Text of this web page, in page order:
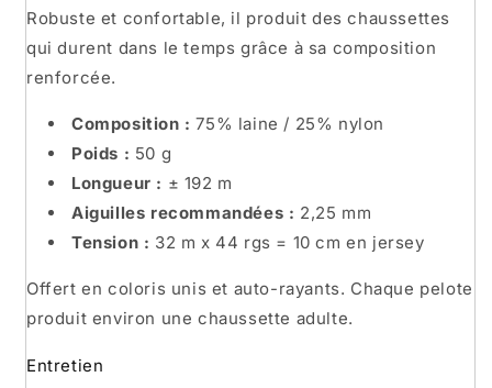
Robuste et confortable, il produit des chaussettes
qui durent dans le temps grâce à sa composition
renforcée.
Composition : 75% laine / 25% nylon
Poids : 50 g
Longueur : ± 192 m
Aiguilles recommandées : 2,25 mm
Tension : 32 m x 44 rgs = 10 cm en jersey
Offert en coloris unis et auto-rayants. Chaque pelote
produit environ une chaussette adulte.
Entretien